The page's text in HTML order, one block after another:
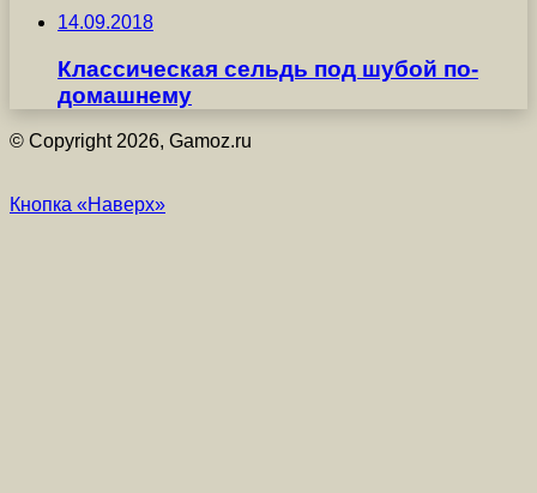
14.09.2018
Классическая сельдь под шубой по-
домашнему
© Copyright 2026, Gamoz.ru
Кнопка «Наверх»